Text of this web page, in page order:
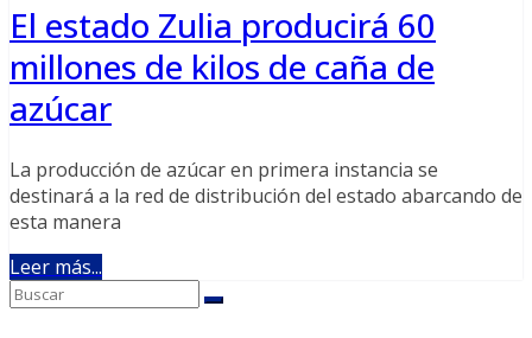
El estado Zulia producirá 60
millones de kilos de caña de
azúcar
La producción de azúcar en primera instancia se
destinará a la red de distribución del estado abarcando de
esta manera
Leer más...